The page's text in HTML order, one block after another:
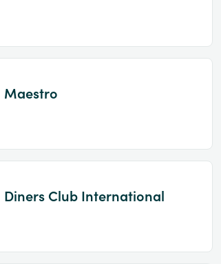
Maestro
Diners Club International